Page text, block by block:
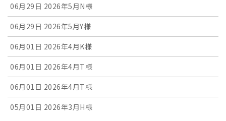
06月29日 2026年5月N様
06月29日 2026年5月Y様
06月01日 2026年4月K様
06月01日 2026年4月T様
06月01日 2026年4月T様
05月01日 2026年3月H様